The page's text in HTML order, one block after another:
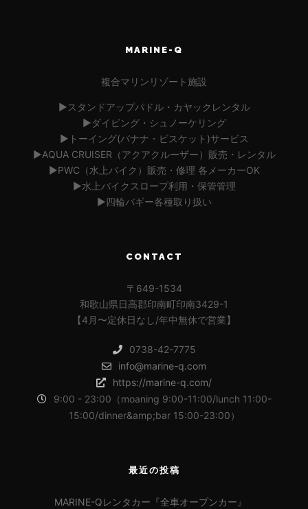
MARINE-Q
複合マリンリゾート施設
▶︎スタンドアップパドル・カヤックレンタル
▶︎ダイビング・シュノーケリング
▶︎トーイング(バナナ・ビスケット)サービス
▶︎AQUA CRUISER（アクアクルーザー）販売・レンタル
▶︎PWC（水上バイク）販売・修理 各メーカーOK
▶︎水上バイクスロープ利用・保管管理
▶︎四輪バギー各種取り扱い
CONTACT
〒649-1534
和歌山県日高郡印南町印南3429-1
【4月〜定休日なし/年中無休で営業】
0738-42-7775
info@marine-q.com
https://marine-q.com/
9:00 - 23:00（moaning 9:00-11:00/lunch 11:00-
15:00/dinner&amp;bar 15:00-23:00）
最近の投稿
MARINE-Qレンタカー『全車オープンカー』